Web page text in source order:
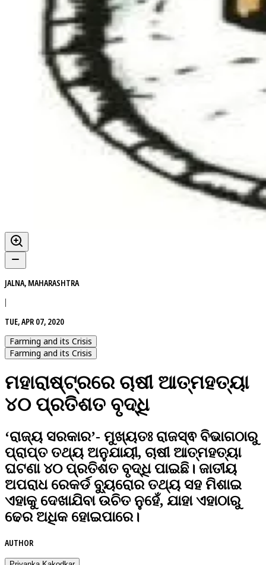
JALNA, MAHARASHTRA
|
TUE, APR 07, 2020
Farming and its Crisis
Farming and its Crisis
ମହାରାଷ୍ଟ୍ରରେ ଚାଷୀ ଆତ୍ମହତ୍ୟା
୪୦ ପ୍ରତିଶତ ବୃଦ୍ଧି
‘ରାଜ୍ୟ ସରକାର’- ମୁଖ୍ୟତଃ ରାଜସ୍ଵ ବିଭାଗଠାରୁ
ପ୍ରାପ୍ତ ତଥ୍ୟ ଅନୁଯାୟୀ, ଚାଷୀ ଆତ୍ମହତ୍ୟା
ଘଟଣା ୪୦ ପ୍ରତିଶତ ବୃଦ୍ଧି ପାଇଛି। ଜାତୀୟ
ଅପରାଧ ରେକର୍ଡ ବ୍ୟୁରୋର ତଥ୍ୟ ସହ ମିଶାଇ
ଏହାକୁ ଦେଖାଯିବା ଉଚିତ ନୁହେଁ, ଯାହା ଏହାଠାରୁ
ଢେର ଅଧିକ ହୋଇପାରେ।
AUTHOR